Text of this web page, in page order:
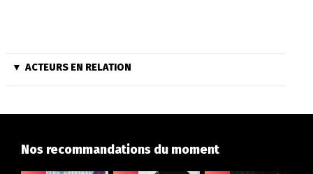
ACTEURS EN RELATION
Nos recommandations du moment